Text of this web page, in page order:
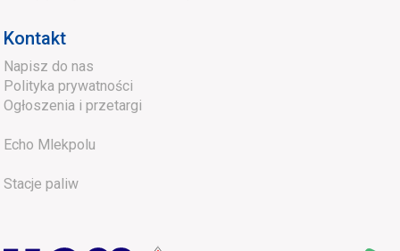
Kontakt
Napisz do nas
Polityka prywatności
Ogłoszenia i przetargi
Echo Mlekpolu
Stacje paliw